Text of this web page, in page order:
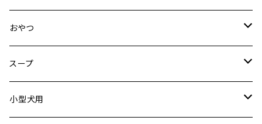
クリック
ドライブシートカバー
ドライブボックス
おやつ
犬用
猫用
スープ
犬用
小型犬用